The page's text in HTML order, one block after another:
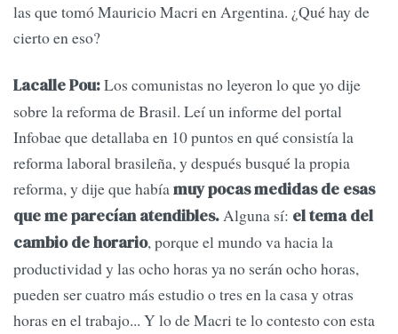
las que tomó Mauricio Macri en Argentina. ¿Qué hay de
cierto en eso?
Lacalle Pou:Los comunistas no leyeron lo que yo dije
sobre la reforma de Brasil. Leí un informe del portal
Infobae que detallaba en 10 puntos en qué consistía la
reforma laboral brasileña, y después busqué la propia
reforma, y dije que habíamuy pocas medidas de esas
que me parecíanatendibles.Alguna sí: el tema del
cambio de horario, porque el mundo va hacia la
productividad y las ocho horas ya no serán ocho horas,
pueden ser cuatro más estudio o tres en la casa y otras
horas en el trabajo... Y lo de Macri te lo contesto con esta